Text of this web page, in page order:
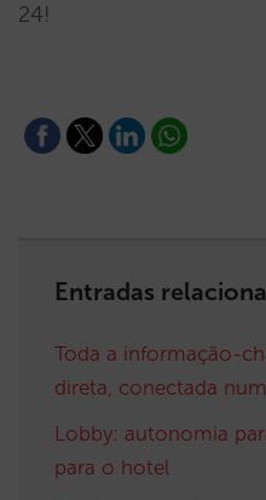
24!
Entradas
Toda a informação-
direta, conectada
Lobby: autonomia
para o hotel